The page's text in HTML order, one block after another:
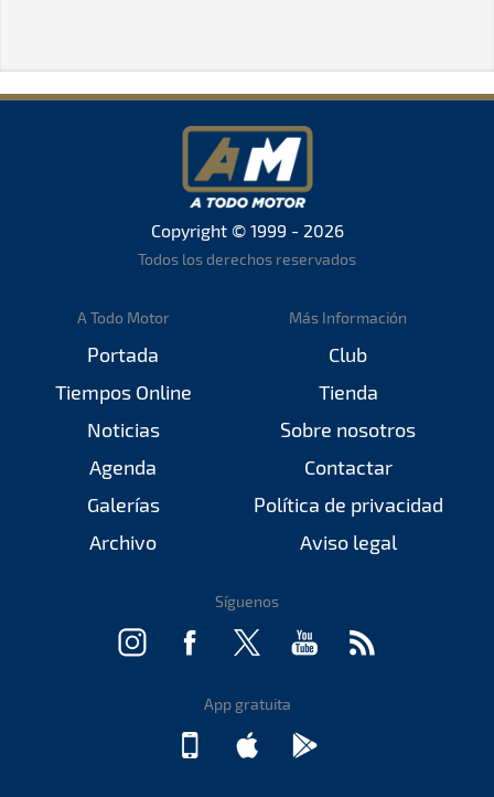
Copyright © 1999 - 2026
Todos los derechos reservados
A Todo Motor
Portada
Tiempos Online
Noticias
Agenda
Galerías
Archivo
Más Información
Club
Tienda
Sobre nosotros
Contactar
Política de privacidad
Aviso legal
Síguenos
App gratuita